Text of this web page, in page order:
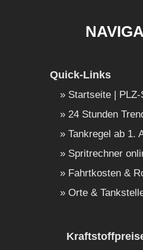
Quick-Links
Startseite | PLZ-
24 Stunden
Tankregel ab 1.
Spritrechner
Fahrtkosten &
Orte &